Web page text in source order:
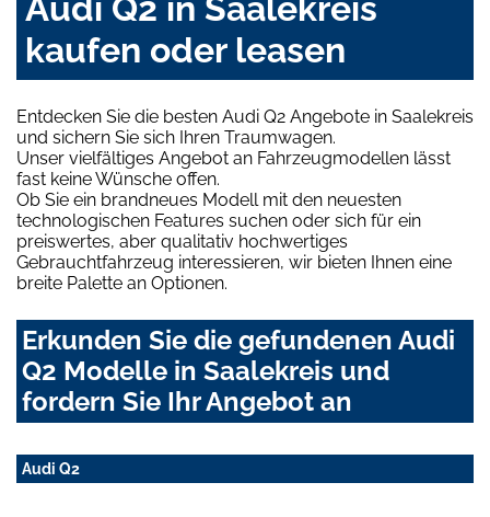
Audi Q2 in Saalekreis
kaufen oder leasen
Entdecken Sie die besten Audi Q2 Angebote in Saalekreis
und sichern Sie sich Ihren Traumwagen.
Unser vielfältiges Angebot an Fahrzeugmodellen lässt
fast keine Wünsche offen.
Ob Sie ein brandneues Modell mit den neuesten
technologischen Features suchen oder sich für ein
preiswertes, aber qualitativ hochwertiges
Gebrauchtfahrzeug interessieren, wir bieten Ihnen eine
breite Palette an Optionen.
Erkunden Sie die gefundenen Audi
Q2 Modelle in Saalekreis und
fordern Sie Ihr Angebot an
Audi Q2